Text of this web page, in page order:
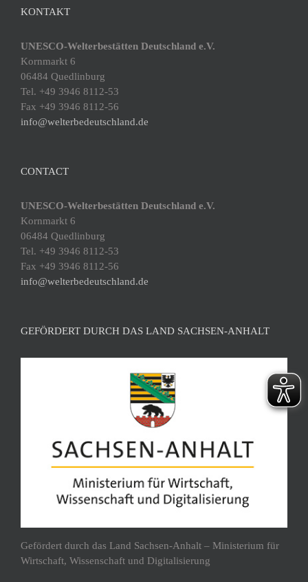
KONTAKT
UNESCO-Welterbestätten Deutschland e.V.
Kornmarkt 6
06484 Quedlinburg
Tel. +49 3946 8112-53
Fax +49 3946 8112-56
info@welterbedeutschland.de
CONTACT
UNESCO-Welterbestätten Deutschland e.V.
Kornmarkt 6
06484 Quedlinburg
Tel. +49 3946 8112-53
Fax +49 3946 8112-56
info@welterbedeutschland.de
GEFÖRDERT DURCH DAS LAND SACHSEN-ANHALT
Gefördert durch das Land Sachsen-Anhalt – Ministerium für
Wirtschaft, Wissenschaft und Digitalisierung